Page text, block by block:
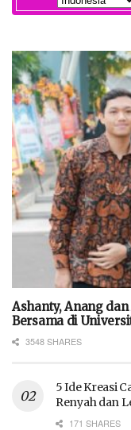
Ashanty, Anang
Bersama di
3548 SHARES
5 Ide Kreasi
Renyah dan
171 SHARES